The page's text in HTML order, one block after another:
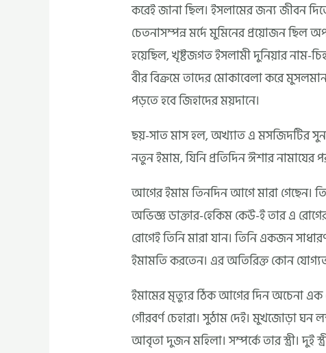
করেই জানা ছিল। ইসলামের জন্য জীবন
চেতনাসম্পন্ন মর্দে মুমিনের প্রয়োজন ছিল
হয়েছিল, খৃষ্টজগত ইসলামী দুনিয়ার নাম-
বীর বিক্রমে তাদের মোকাবেলা করে
পড়তে হবে জিহাদের ময়দানে।
ছয়-সাত মাস হল, অখ্যাত এ মসজিদটির
নতুন ইমাম, যিনি প্রতিদিন ঈশার নামাযের
আগের ইমাম তিনদিন আগে মারা গেছেন।
অভিজ্ঞ ডাক্তার-হেকিম কেউ-ই তার এ
রোগেই তিনি মারা যান। তিনি একজন
ইমামতি করতেন। এর অতিরিক্ত কোন
ইমামের মৃত্যুর ঠিক আগের দিন অচেনা
গৌরবর্ণ চেহারা। সুঠাম দেই। মুখজোড়া ঘন
আবৃতা দুজন মহিলা। সম্পর্কে তার স্ত্রী। দুই